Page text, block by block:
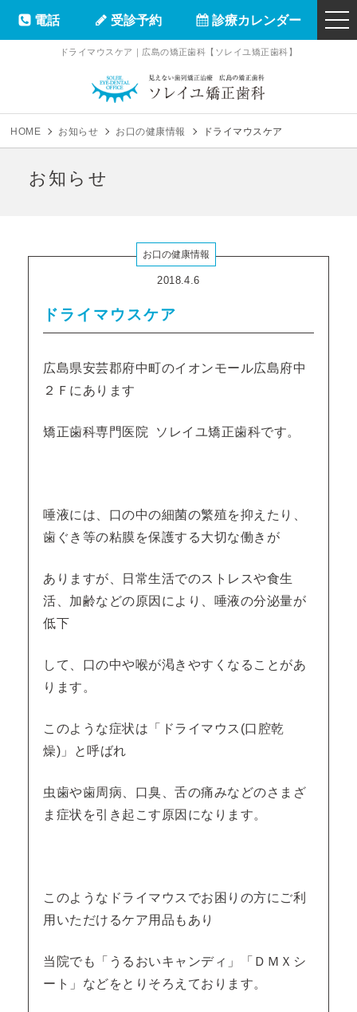
ドライマウスケア｜広島の矯正歯科【ソレイユ矯正歯科】
ソレイユ矯正
電話 受診予約 診療カレンダー
HOME お知らせ お口の健康情報 ドライマウスケア
お知らせ
2018.4.6
お口の健康情報
ドライマウスケア
広島県安芸郡府中町のイオンモール広島府中
２Ｆにあります
矯正歯科専門医院 ソレイユ矯正歯科です。
唾液には、口の中の細菌の繁殖を抑えたり、
歯ぐき等の粘膜を保護する大切な働きが
ありますが、日常生活でのストレスや食生
活、加齢などの原因により、唾液の分泌量が
低下
して、口の中や喉が渇きやすくなることがあ
ります。
このような症状は「ドライマウス(口腔乾
燥)」と呼ばれ
虫歯や歯周病、口臭、舌の痛みなどのさまざ
ま症状を引き起こす原因になります。
このようなドライマウスでお困りの方にご利
用いただけるケア用品もあり
当院でも「うるおいキャンディ」「ＤＭＸシ
ート」などをとりそろえております。